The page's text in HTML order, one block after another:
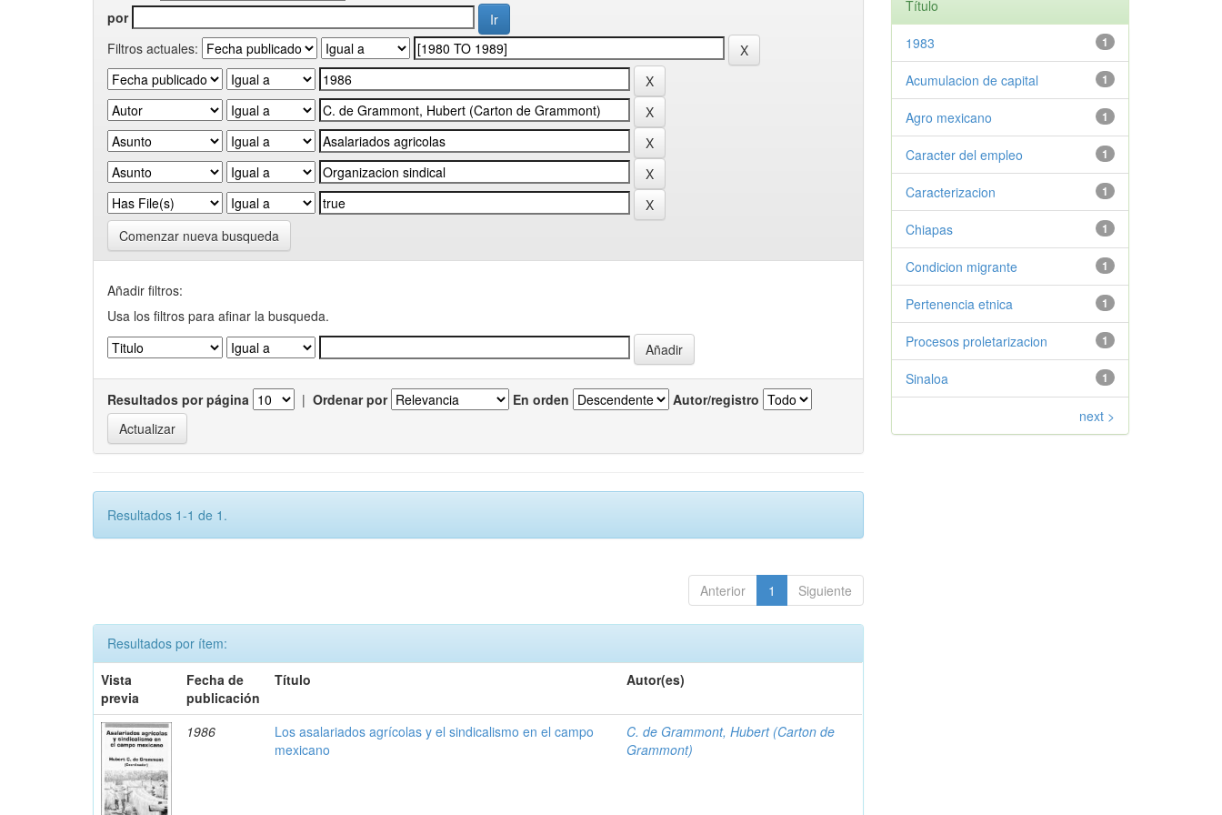
por
Filtros actuales:
Comenzar nueva busqueda
Añadir filtros:
Usa los filtros para afinar la busqueda.
Resultados por página | Ordenar por En orden Autor/registro
Resultados 1-1 de 1.
Anterior 1 Siguiente
Resultados por ítem:
Vista
previa
Fecha de
publicación
Título Autor(es)
1986
Los asalariados agrícolas y el sindicalismo en el campo
mexicano
C. de Grammont, Hubert (Carton de
Grammont)
Título
1
1983
1
Acumulacion de capital
1
Agro mexicano
1
Caracter del empleo
1
Caracterizacion
1
Chiapas
1
Condicion migrante
1
Pertenencia etnica
1
Procesos proletarizacion
1
Sinaloa
next >